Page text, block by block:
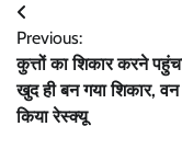
Post
navigation
Previous:
कुत्तों का शिकार करने
खुद ही बन गया शिकार, वन
किया रेस्क्यू